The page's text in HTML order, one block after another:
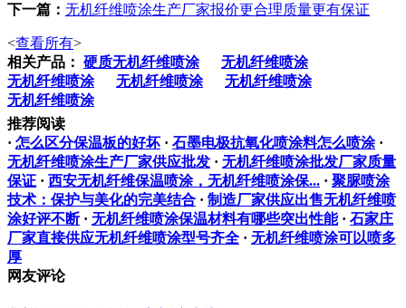
下一篇： 无机纤维喷涂生产厂家报价更合理质量更有保证
<查看所有>
相关产品： 硬质无机纤维喷涂
无机纤维喷涂
无机纤维喷涂
无机纤维喷涂
无机纤维喷涂
无机纤维喷涂
推荐阅读
· 怎么区分保温板的好坏 · 石墨电极抗氧化喷涂料怎么喷涂 ·
无机纤维喷涂生产厂家供应批发 · 无机纤维喷涂批发厂家质量
保证 · 西安无机纤维保温喷涂，无机纤维喷涂保... · 聚脲喷涂
技术：保护与美化的完美结合 · 制造厂家供应出售无机纤维喷
涂好评不断 · 无机纤维喷涂保温材料有哪些突出性能 · 石家庄
厂家直接供应无机纤维喷涂型号齐全 · 无机纤维喷涂可以喷多
厚
网友评论